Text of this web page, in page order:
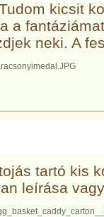
kicsit
a
neki. A
tartó kis
leírása